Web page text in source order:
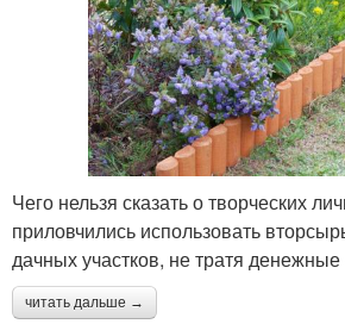
Чего нельзя сказать о творческих
приловчились использовать
дачных участков, не тратя денежные
читать дальше →